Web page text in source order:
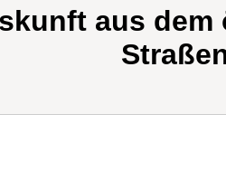
aus dem